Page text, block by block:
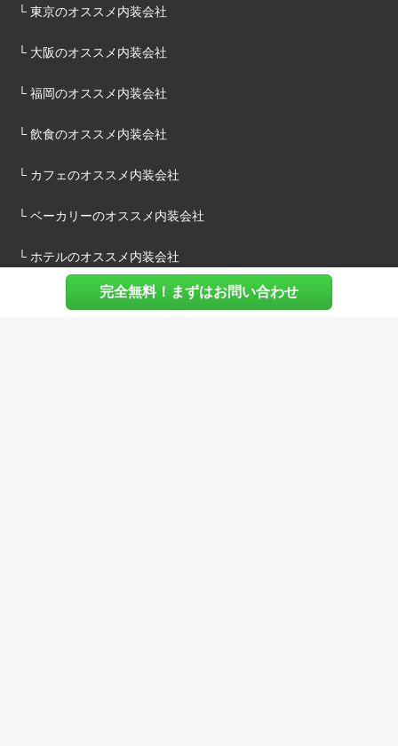
完全無料！まずはお問い合わせ
└ 東京のオススメ内装会社
└ 大阪のオススメ内装会社
└ 福岡のオススメ内装会社
└ 飲食のオススメ内装会社
└ カフェのオススメ内装会社
└ ベーカリーのオススメ内装会社
└ ホテルのオススメ内装会社